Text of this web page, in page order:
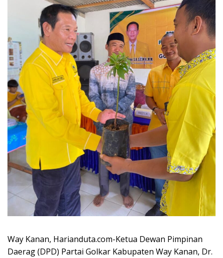
Way Kanan, Harianduta.com-Ketua Dewan Pimpinan
Daerag (DPD) Partai Golkar Kabupaten Way Kanan, Dr.